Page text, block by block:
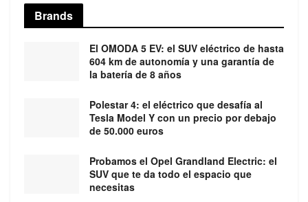
Brands
El OMODA 5 EV: el SUV eléctrico de hasta
604 km de autonomía y una garantía de
la batería de 8 años
Polestar 4: el eléctrico que desafía al
Tesla Model Y con un precio por debajo
de 50.000 euros
Probamos el Opel Grandland Electric: el
SUV que te da todo el espacio que
necesitas